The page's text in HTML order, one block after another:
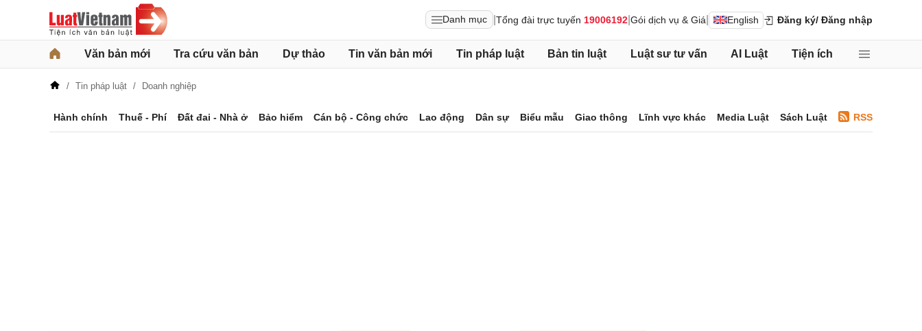
Danh mục Tổng đài trực tuyến 19006192 Gói dịch vụ & Giá English Đăng ký/ Đăng nhập
Văn bản mới Tra cứu văn bản Dự thảo Tin văn bản mới Tin pháp luật Bản tin luật Luật sư tư vấn AI Luật Tiện ích
Tin pháp luật Doanh nghiệp
Hành chính Thuế - Phí Đất đai - Nhà ở Bảo hiểm Cán bộ - Công chức Lao động Dân sự Biểu mẫu Giao thông Lĩnh vực khác Media Luật Sách Luật RSS